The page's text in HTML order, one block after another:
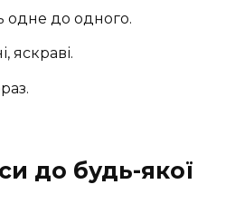
одне до одного.
яскраві.
до будь-якої